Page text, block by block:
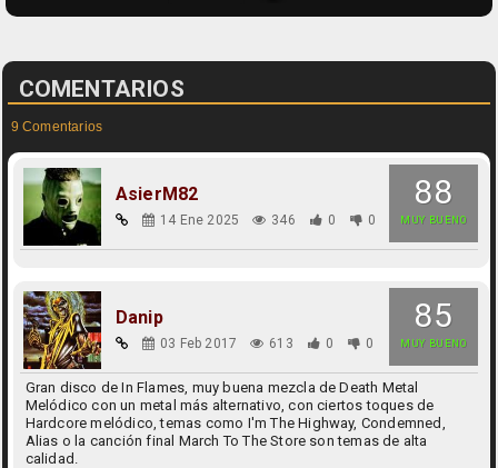
COMENTARIOS
9 Comentarios
88
MUY BUENO
AsierM82
14 Ene 2025 346 0 0
85
MUY BUENO
Danip
03 Feb 2017 613 0 0
Gran disco de In Flames, muy buena mezcla de Death Metal
Melódico con un metal más alternativo, con ciertos toques de
Hardcore melódico, temas como I'm The Highway, Condemned,
Alias o la canción final March To The Store son temas de alta
calidad.